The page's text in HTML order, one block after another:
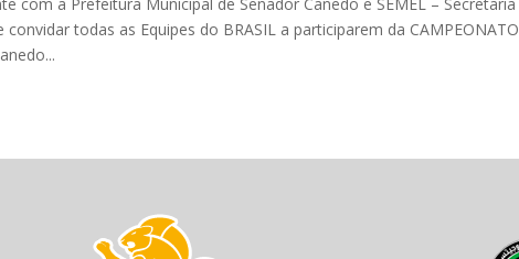
com a Prefeitura Municipal de Senador Canedo e SEMEL – Secretaria
todas as Equipes do BRASIL a participarem da CAMPEONATO